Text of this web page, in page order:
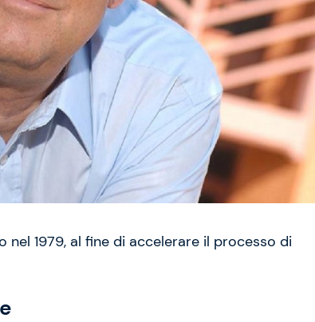
1979, al fine di accelerare il processo di